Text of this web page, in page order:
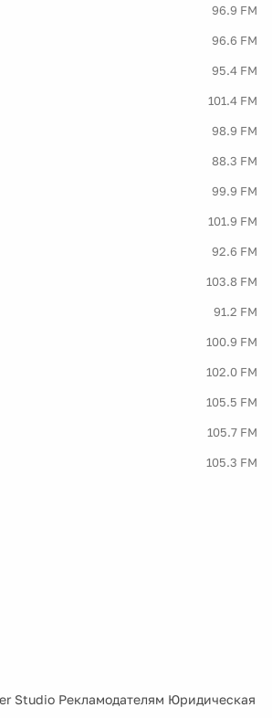
96.9 FM
96.6 FM
95.4 FM
101.4 FM
98.9 FM
88.3 FM
99.9 FM
101.9 FM
92.6 FM
103.8 FM
91.2 FM
100.9 FM
102.0 FM
105.5 FM
105.7 FM
105.3 FM
Studio Рекламодателям Юридическая